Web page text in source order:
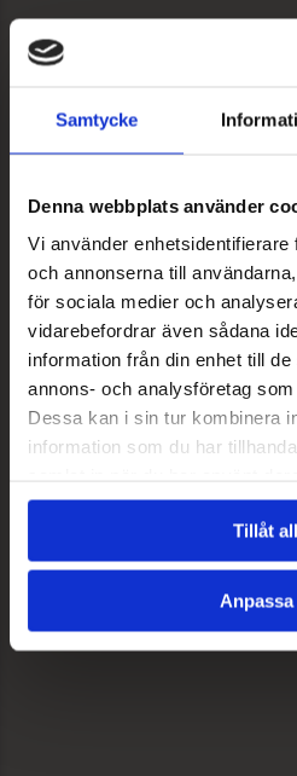
Samtycke
Denna webbplats använder
Vi använder
och annonserna till
för sociala medier och
vidarebefordrar även sådana
information från din enhet till
annons- och analysföretag
Dessa kan i sin tur kombinera
information som du har
Tillåt
Anpassa